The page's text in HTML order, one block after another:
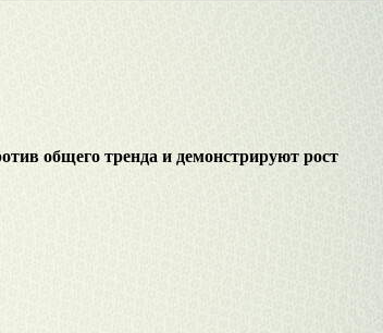
общего тренда и демонстрируют рост